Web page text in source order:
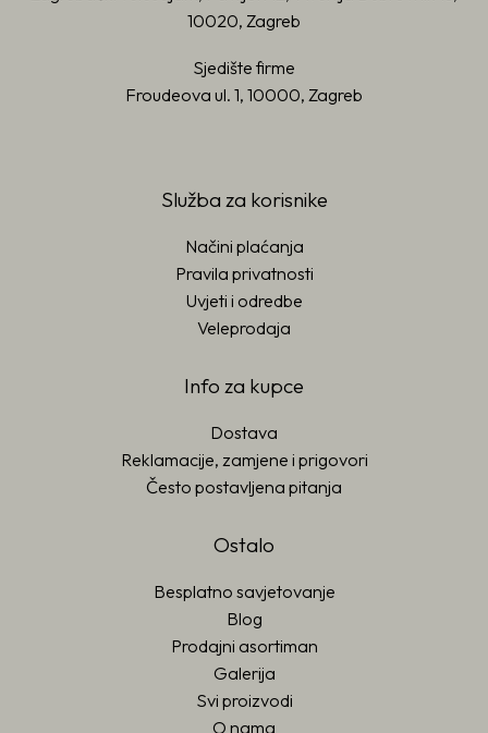
10020, Zagreb
Sjedište firme
Froudeova ul. 1, 10000, Zagreb
Služba za korisnike
Načini plaćanja
Pravila privatnosti
Uvjeti i odredbe
Veleprodaja
Info za kupce
Dostava
Reklamacije, zamjene i prigovori
Često postavljena pitanja
Ostalo
Besplatno savjetovanje
Blog
Prodajni asortiman
Galerija
Svi proizvodi
O nama